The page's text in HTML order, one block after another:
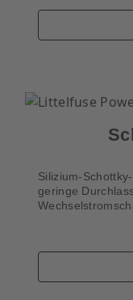
Silizium-
geringe